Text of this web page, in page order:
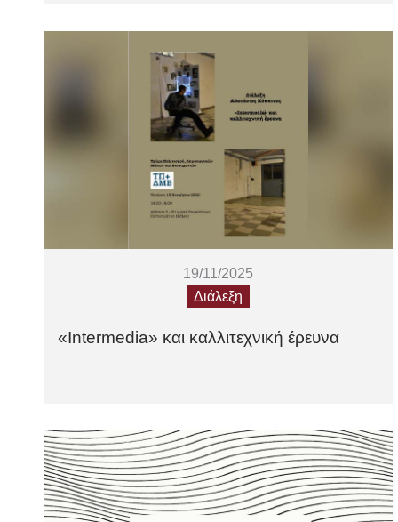
19/11/2025
Διάλεξη
«Intermedia» και καλλιτεχνική έρευνα